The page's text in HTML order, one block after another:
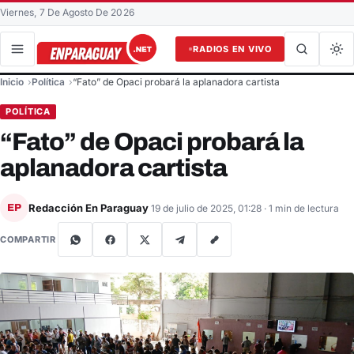
Viernes, 7 De Agosto De 2026
RADIOS EN VIVO
Buscar en el sitio
Inicio Política “Fato” de Opaci probará la aplanadora cartista
POLÍTICA
“Fato” de Opaci probará la
aplanadora cartista
EP Redacción En Paraguay 19 de julio de 2025, 01:28 · 1 min de lectura
COMPARTIR